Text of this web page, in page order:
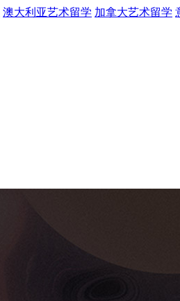
澳大利亚艺术留学 加拿大艺术留学